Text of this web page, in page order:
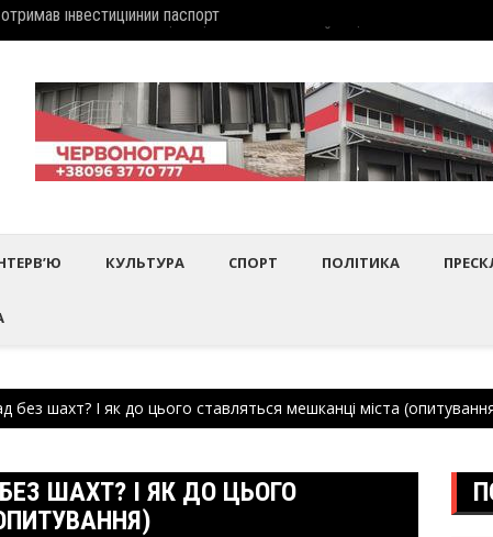
нагородження працівників культури та майстрів народного
КУЛЬТУРА СПОРТ ПОЛІТИКА
шахт? І як до цього ставляться мешканці міста
ШАХТ? І ЯК ДО ЦЬОГО